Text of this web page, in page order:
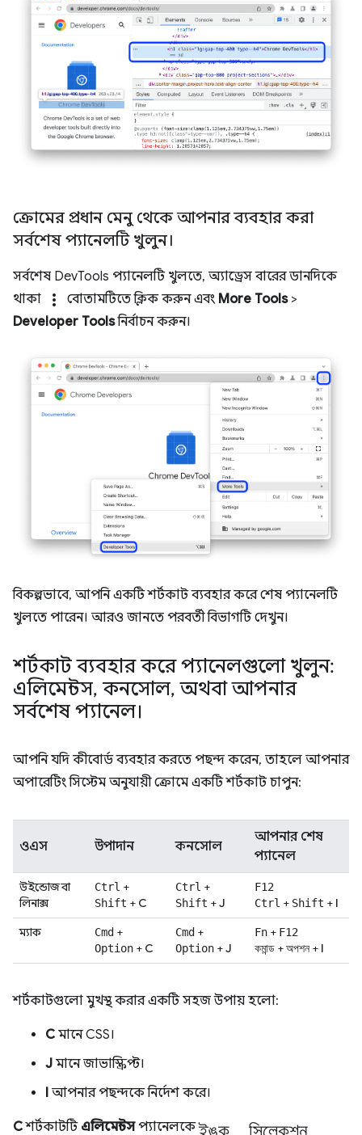
ক্রোমের প্রধান মেনু থেকে আপনার ব্যবহার করা
সর্বশেষ প্যানেলটি খুলুন।
সর্বশেষ DevTools প্যানেলটি খুলতে, অ্যাড্রেস বারের ডানদিকে
থাকা
more_vert বোতামটিতে ক্লিক করুন এবং More Tools>
Developer Toolsনির্বাচন করুন।
বিকল্পভাবে, আপনি একটি শর্টকাট ব্যবহার করে শেষ প্যানেলটি
খুলতে পারেন। আরও জানতে পরবর্তী বিভাগটি দেখুন।
শর্টকাট ব্যবহার করে প্যানেলগুলো খুলুন:
এলিমেন্টস, কনসোল, অথবা আপনার
সর্বশেষ প্যানেল।
আপনি যদি কীবোর্ড ব্যবহার করতে পছন্দ করেন, তাহলে আপনার
অপারেটিং সিস্টেম অনুযায়ী ক্রোমে একটি শর্টকাট চাপুন:
ওএস উপাদান কনসোল
আপনার শেষ
প্যানেল
উইন্ডোজ বা
লিনাক্স
Ctrl +
Shift + C
Ctrl +
Shift +J
F12
Ctrl + Shift + I
ম্যাক
Cmd +
Option + C
Cmd +
Option +J
Fn + F12
কমান্ড +অপশন+ I
শর্টকাটগুলো মুখস্থ করার একটি সহজ উপায় হলো:
C মানে CSS।
J মানে জাভাস্ক্রিপ্ট।
I আপনার পছন্দকে নির্দেশ করে।
Cশর্টকাটটি এলিমেন্টসপ্যানেলকেইঙ্ক_সিলেকশন